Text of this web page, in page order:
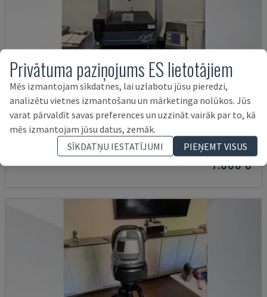
DERBY 454
ETALON - KOORDINĀTU MĒRĪŠANAS MAŠĪNA (CMM)
2001
7.000 €
Privātuma paziņojums ES lietotājiem
Mēs izmantojam sīkdatnes, lai uzlabotu jūsu pieredzi,
analizētu vietnes izmantošanu un mārketinga nolūkos. Jūs
varat pārvaldīt savas preferences un uzzināt vairāk par to, kā
mēs izmantojam jūsu datus, zemāk.
SĪKDATŅU IESTATĪJUMI
PIEŅEMT VISUS